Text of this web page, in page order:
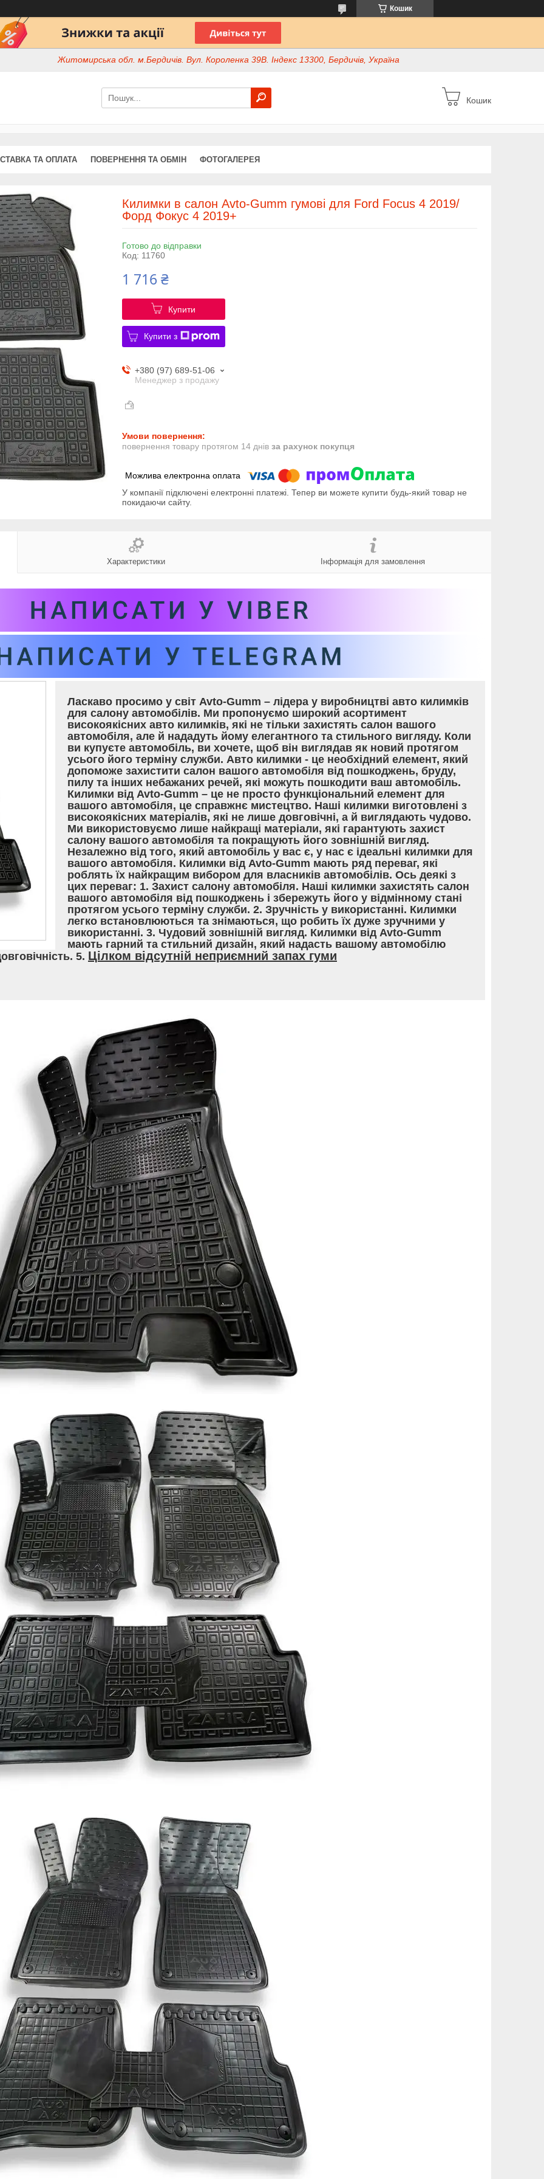
Кошик
Житомирська обл. м.Бердичів. Вул. Короленка 39В. Індекс 13300, Бердичів, Україна
Кошик
ТА ОПЛАТА ПОВЕРНЕННЯ ТА ОБМІН ФОТОГАЛЕРЕЯ
Килимки в салон Avto-Gumm гумові для Ford Focus 4 2019/
Форд Фокус 4 2019+
Готово до відправки
Код: 11760
1 716 ₴
Купити
Купити з
+380 (97) 689-51-06
Менеджер з продажу
повернення товару протягом 14 днів за рахунок покупця
У компанії підключені електронні платежі. Тепер ви можете купити будь-який товар не
покидаючи сайту.
Характеристики Інформація для замовлення
Ласкаво просимо у світ Avto-Gumm – лідера у виробництві авто килимків
для салону автомобілів. Ми пропонуємо широкий асортимент
високоякісних авто килимків, які не тільки захистять салон вашого
автомобіля, але й нададуть йому елегантного та стильного вигляду. Коли
ви купуєте автомобіль, ви хочете, щоб він виглядав як новий протягом
усього його терміну служби. Авто килимки - це необхідний елемент, який
допоможе захистити салон вашого автомобіля від пошкоджень, бруду,
пилу та інших небажаних речей, які можуть пошкодити ваш автомобіль.
Килимки від Avto-Gumm – це не просто функціональний елемент для
вашого автомобіля, це справжнє мистецтво. Наші килимки виготовлені з
високоякісних матеріалів, які не лише довговічні, а й виглядають чудово.
Ми використовуємо лише найкращі матеріали, які гарантують захист
салону вашого автомобіля та покращують його зовнішній вигляд.
Незалежно від того, який автомобіль у вас є, у нас є ідеальні килимки для
вашого автомобіля. Килимки від Avto-Gumm мають ряд переваг, які
роблять їх найкращим вибором для власників автомобілів. Ось деякі з
цих переваг: 1. Захист салону автомобіля. Наші килимки захистять салон
вашого автомобіля від пошкоджень і збережуть його у відмінному стані
протягом усього терміну служби. 2. Зручність у використанні. Килимки
легко встановлюються та знімаються, що робить їх дуже зручними у
використанні. 3. Чудовий зовнішній вигляд. Килимки від Avto-Gumm
мають гарний та стильний дизайн, який надасть вашому автомобілю
5. Цілком відсутній неприємний запах гуми